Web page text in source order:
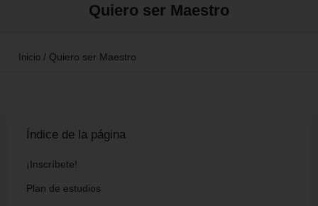
Quiero ser Maestro
Inicio / Quiero ser Maestro
Índice de la página
¡Inscríbete!
Plan de estudios